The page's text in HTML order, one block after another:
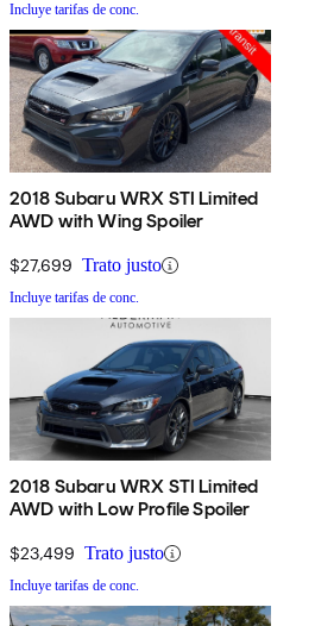
Incluye tarifas de conc.
2018 Subaru WRX STI Limited
AWD with Wing Spoiler
$27,699 Trato justo
Incluye tarifas de conc.
2018 Subaru WRX STI Limited
AWD with Low Profile Spoiler
$23,499 Trato justo
Incluye tarifas de conc.